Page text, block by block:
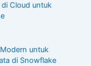
di Cloud untuk
untuk
di Snowflake